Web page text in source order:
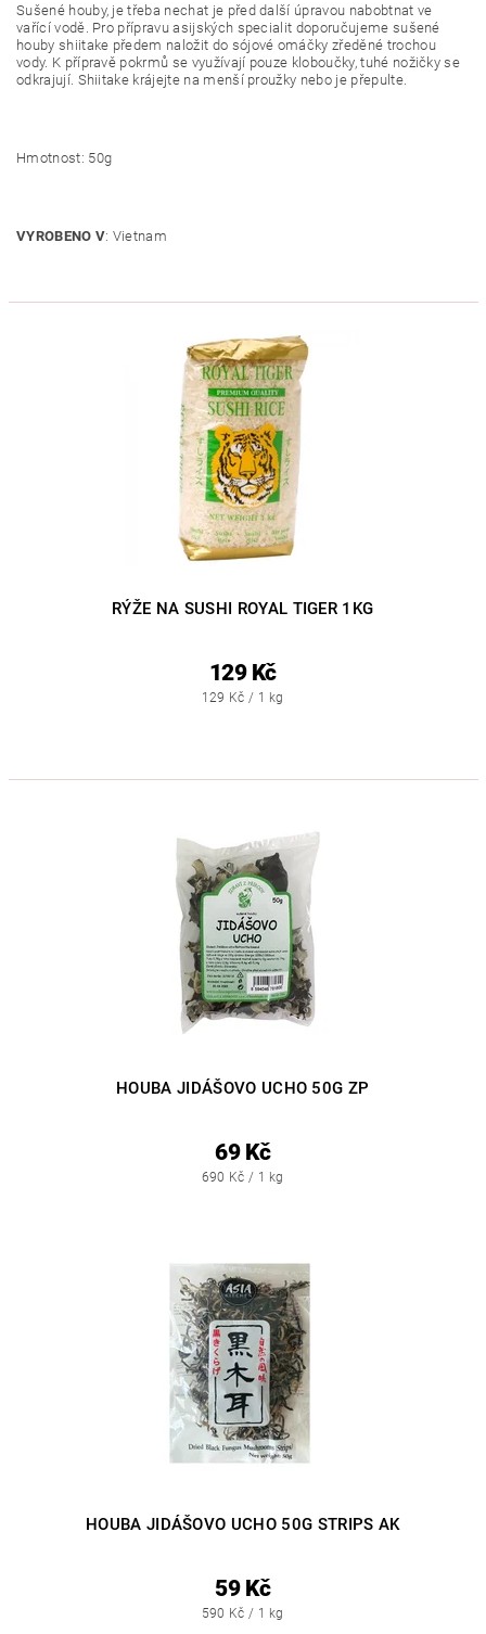
Sušené houby, je třeba nechat je před další úpravou nabobtnat ve
vařící vodě. Pro přípravu asijských specialit doporučujeme sušené
houby shiitake předem naložit do sójové omáčky zředěné trochou
vody. K přípravě pokrmů se využívají pouze kloboučky, tuhé nožičky se
odkrajují. Shiitake krájejte na menší proužky nebo je přepulte.
Hmotnost: 50g
VYROBENO V: Vietnam
RÝŽE NA SUSHI ROYAL TIGER 1KG
129 Kč
129 Kč / 1 kg
HOUBA JIDÁŠOVO UCHO 50G ZP
69 Kč
690 Kč / 1 kg
HOUBA JIDÁŠOVO UCHO 50G STRIPS AK
59 Kč
590 Kč / 1 kg